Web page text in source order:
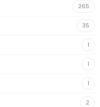
265
35
1
1
1
2